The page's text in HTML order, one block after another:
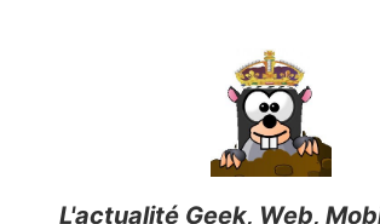
L'actualité Geek, Web,